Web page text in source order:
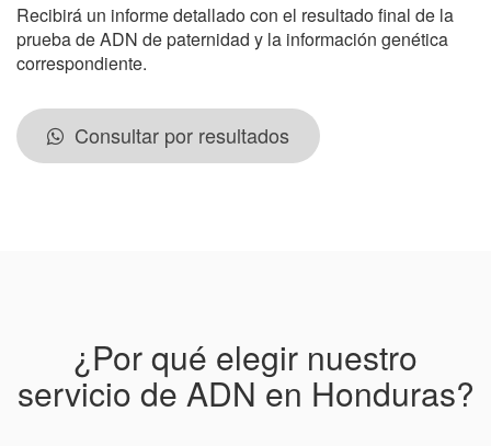
Recibirá un informe detallado con el resultado final de la
prueba de ADN de paternidad y la información genética
correspondiente.
Consultar por resultados
¿Por qué elegir nuestro
servicio de ADN en Honduras?